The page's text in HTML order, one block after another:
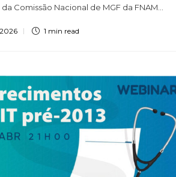
Comissão Nacional de MGF da FNAM...
1 min read